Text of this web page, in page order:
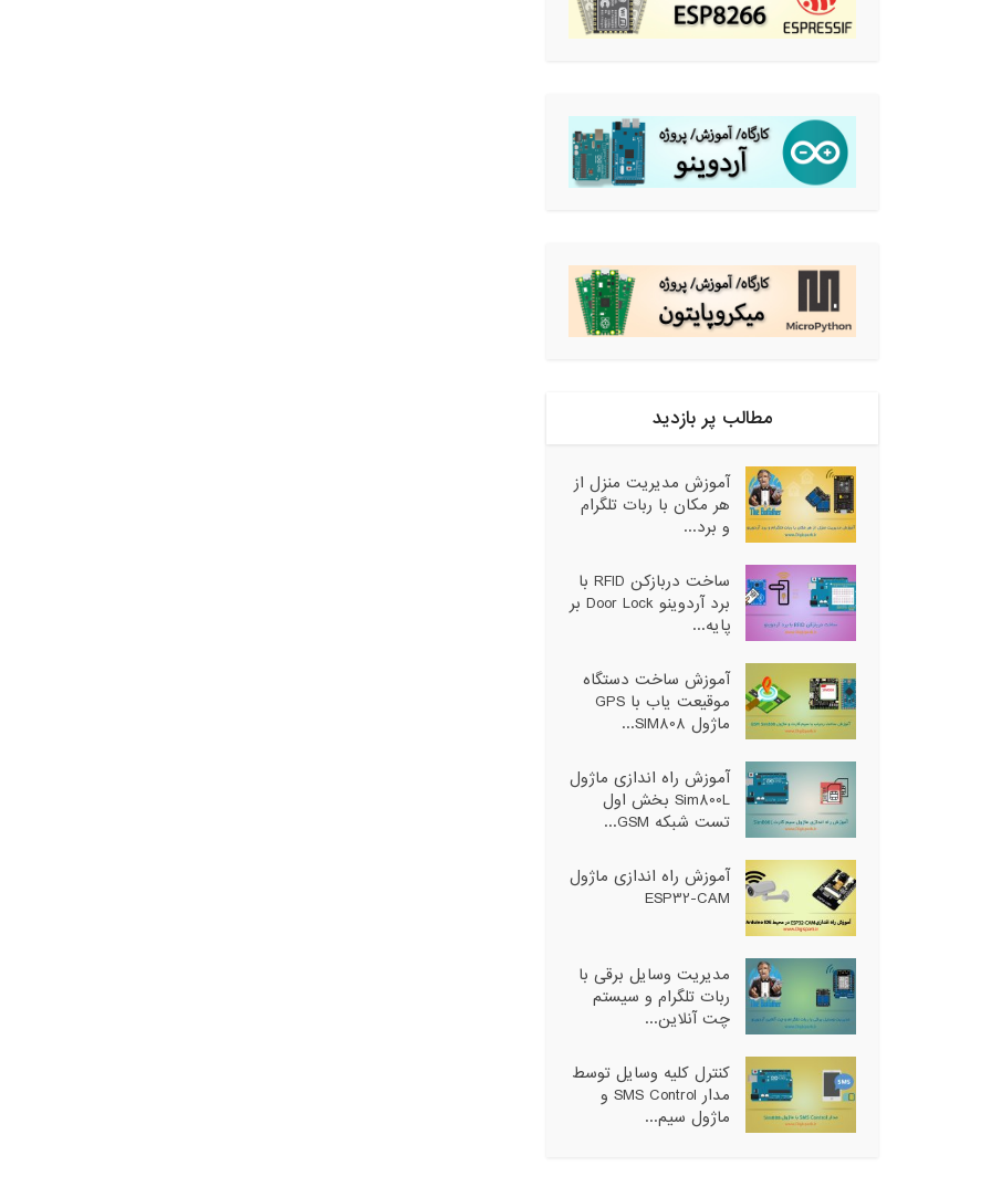
مطالب پر بازدید
آموزش مدیریت منزل از
هر مکان با ربات تلگرام
و برد...
ساخت دربازکن RFID با
برد آردوینو Door Lock بر
پایه...
آموزش ساخت دستگاه
موقیعت یاب با GPS
ماژول SIM808...
آموزش راه اندازی ماژول
Sim800L بخش اول
تست شبکه GSM...
آموزش راه اندازی ماژول
ESP32-CAM
مدیریت وسایل برقی با
ربات تلگرام و سیستم
چت آنلاین...
کنترل کلیه وسایل توسط
مدار SMS Control و
ماژول سیم...